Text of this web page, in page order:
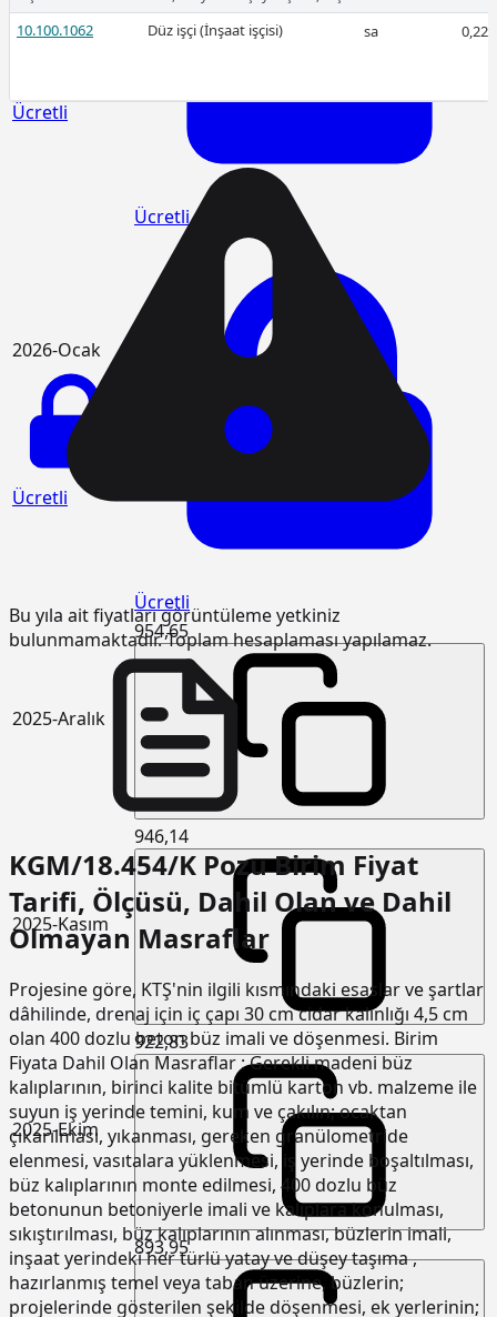
Ücretli
Ücretli
2026-Ocak
Ücretli
Ücretli
2025-Aralık
954,65
2025-Kasım
946,14
2025-Ekim
922,83
893,95
10.100.1062 Düz işçi (İnşaat işçisi) sa 0,22
Bu yıla ait fiyatları görüntüleme yetkiniz
bulunmamaktadır. Toplam hesaplaması yapılamaz.
KGM/18.454/K Pozu Birim Fiyat
Tarifi, Ölçüsü, Dahil Olan ve Dahil
Olmayan Masraflar
Projesine göre, KTŞ'nin ilgili kısmındaki esaslar ve şartlar
dâhilinde, drenaj için iç çapı 30 cm cidar kalınlığı 4,5 cm
olan 400 dozlu beton büz imali ve döşenmesi. Birim
Fiyata Dahil Olan Masraflar : Gerekli madeni büz
kalıplarının, birinci kalite bitümlü karton vb. malzeme ile
suyun iş yerinde temini, kum ve çakılın; ocaktan
çıkarılması, yıkanması, gereken granülometride
elenmesi, vasıtalara yüklenmesi, iş yerinde boşaltılması,
büz kalıplarının monte edilmesi, 400 dozlu büz
betonunun betoniyerle imali ve kalıplara konulması,
sıkıştırılması, büz kalıplarının alınması, büzlerin imali,
inşaat yerindeki her türlü yatay ve düşey taşıma ,
hazırlanmış temel veya taban üzerine, büzlerin;
projelerinde gösterilen şekilde döşenmesi, ek yerlerinin;